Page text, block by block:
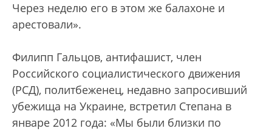
Через неделю его в этом же балахоне и
арестовали».
Филипп Гальцов, антифашист, член
Российского социалистического движения
(РСД), политбеженец, недавно запросивший
убежища на Украине, встретил Степана в
январе 2012 года: «Мы были близки по